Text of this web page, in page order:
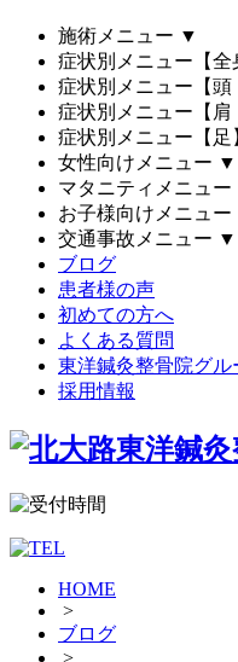
施術メニュー ▼
症状別メニュー【全
症状別メニュー【頭
症状別メニュー【肩
症状別メニュー【足
女性向けメニュー ▼
マタニティメニュー
お子様向けメニュー
交通事故メニュー ▼
ブログ
患者様の声
初めての方へ
よくある質問
東洋鍼灸整骨院グ
採用情報
HOME
>
ブログ